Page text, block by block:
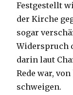
Festgestellt
der Kirche
sogar
Widerspruch
darin laut
Rede war,
schweigen.